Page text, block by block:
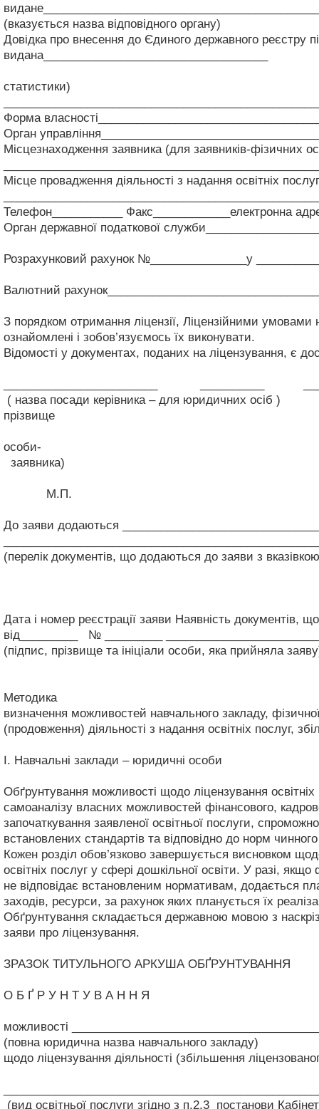
(вказується назва відповідного органу)
Довідка про внесення до Єдиного державного реєстру
видана___________________________________
статистики)
Форма
Орган
Місцезнаходження заявника (для заявників-фізичних
Місце провадження діяльності з надання освітніх
Телефон___________ Факс____________електронна
Орган державної податкової
Розрахунковий рахунок №_______________у
Валютний
З порядком отримання ліцензії, Ліцензійними умовами
ознайомлені і зобов’язуємось їх виконувати.
Відомості у документах, поданих на ліцензування, є
( назва посади керівника – для юридичних
прізвище
особи-
заявника)
М.П.
До заяви додаються
(перелік документів, що додаються до заяви з
Дата і номер реєстрації заяви Наявність документів,
від_________ № _________
(підпис, прізвище та ініціали особи, яка прийняла
Методика
визначення можливостей навчального закладу,
(продовження) діяльності з надання освітніх послуг,
І. Навчальні заклади – юридичні особи
Обґрунтування можливості щодо ліцензування
самоаналізу власних можливостей фінансового,
започаткування заявленої освітньої послуги,
встановлених стандартів та відповідно до норм
Кожен розділ обов’язково завершується висновком
освітніх послуг у сфері дошкільної освіти. У разі,
не відповідає встановленим нормативам, додається
заходів, ресурси, за рахунок яких планується їх
Обґрунтування складається державною мовою з
заяви про ліцензування.
ЗРАЗОК ТИТУЛЬНОГО АРКУША ОБҐРУНТУВАННЯ
О Б Ґ Р У Н Т У В А Н Н Я
можливості
(повна юридична назва навчального закладу)
щодо ліцензування діяльності (збільшення
(вид освітньої послуги згідно з п.2.3 постанови